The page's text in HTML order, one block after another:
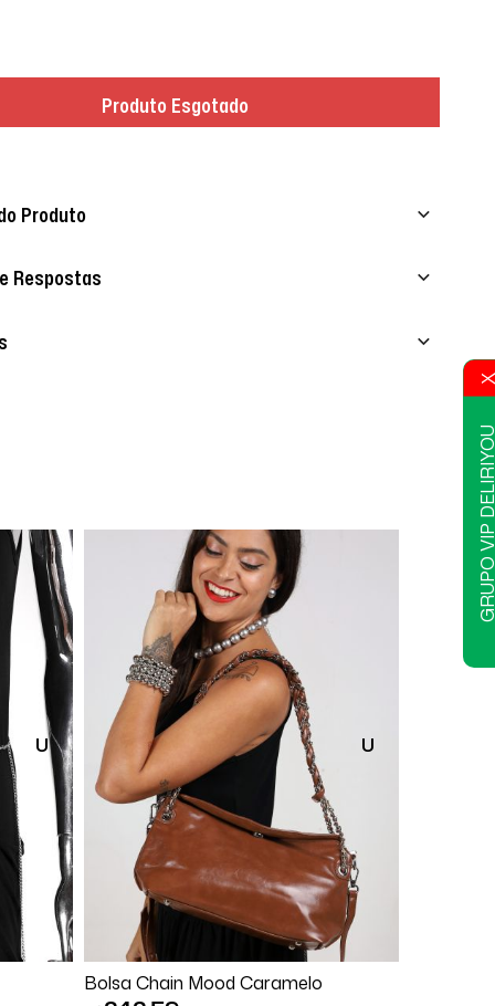
Produto Esgotado
Produto
Respostas
U U
Bolsa Chain Mood Caramelo
Comprar
GRUPO